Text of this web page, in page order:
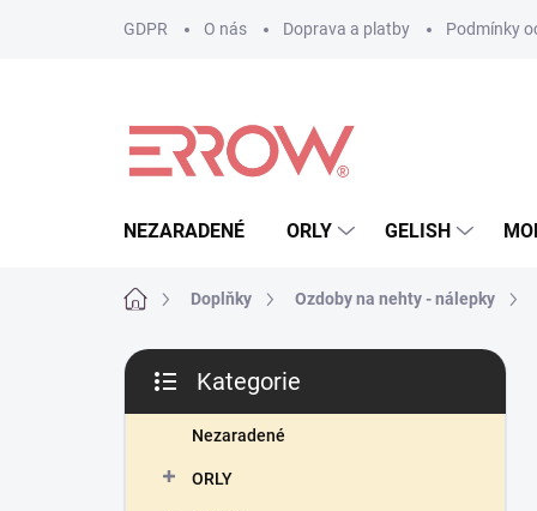
GDPR O nás Doprava a platby Podmínky
NEZARADENÉ ORLY GELISH
Domů Doplňky Ozdoby na nehty - nálepky
P
s
kategorie
Kategorie
Nezaradené
ORLY